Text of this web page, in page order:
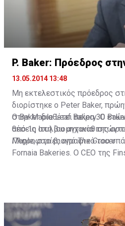
P. Baker: Πρόεδρος
13.05.2014 13:48
Μη εκτελεστικός πρόεδρος
διορίστηκε ο Peter Baker,
στην Maple Leaf Bakery. Ο
από 1η Ιουλίου
O Baker διαθέτει πείρα 30
θέσεις στη βιομηχανία της
Maple, στο βιογραφικό του
Fornaia Bakeries. O CEO της
Πληροφορίες από The Grocer